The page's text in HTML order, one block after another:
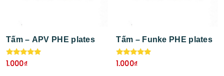
Tấm – APV PHE plates
Được xếp
hạng
1.000₫
Tấm – Funke PHE plates
Được xếp
hạng
1.000₫